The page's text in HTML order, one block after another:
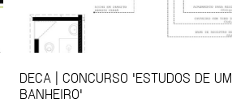
DECA | CONCURSO 'ESTUDOS DE UM
BANHEIRO'